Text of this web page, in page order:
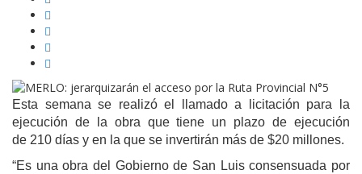
Esta semana se realizó el llamado a licitación para la
ejecución de la obra que tiene un plazo de ejecución
de 210 días y en la que se invertirán más de $20 millones.
“Es una obra del Gobierno de San Luis consensuada por